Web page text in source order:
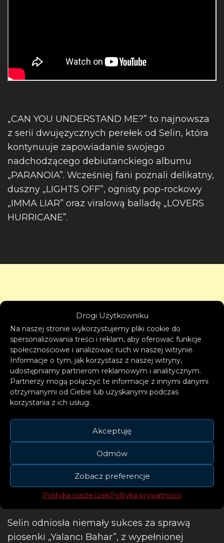
Drogi Użytkowniku
Na naszej stronie wykorzystujemy pliki cookie do
spersonalizowania treści i reklam, aby oferować funkcje
społecznościowe i analizować ruch w naszej witrynie.
Informacje o tym, jak korzystasz z naszej witryny,
udostępniamy partnerom reklamowym i analitycznym.
Partnerzy mogą połączyć te informacje z innymi danymi
otrzymanymi od Ciebie lub uzyskanymi podczas
korzystania z ich usług.
Akceptuję
Odmów
Zobacz preferencje
Polityka ciasteczekPolityka prywatności
„CAN YOU UNDERSTAND ME?” to najnowsza
z serii dwujęzycznych perełek od Selin, która
kontynuuje zapowiadanie swojego
nadchodzącego debiutanckiego albumu
„PARANOIA”. Wcześniej fani poznali delikatny,
duszny „LIGHTS OFF”, ognisty pop-rockowy
„IMMA LIAR” oraz viralową balladę „LOVERS
HURRICANE”.
Selin odniosła niemały sukces za sprawą
piosenki „Yalancı Bahar”, z wypełnionej